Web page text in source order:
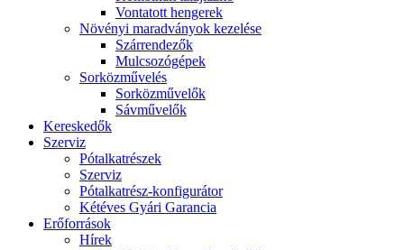
Vontatott hengerek
Növényi maradványok kezelése
Szárrendezők
Mulcsozógépek
Sorközművelés
Sorközművelők
Sávművelők
Kereskedők
Szerviz
Pótalkatrészek
Szerviz
Pótalkatrész-konfigurátor
Kétéves Gyári Garancia
Erőforrások
Hírek